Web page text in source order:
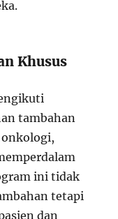
Khusus
tambahan
ini tidak
tetapi
dan